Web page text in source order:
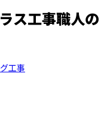
ス工事職人の
工事